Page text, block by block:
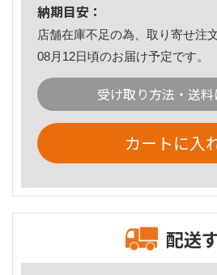
納期目安：
店舗在庫不足の為、取り寄せ注
08月12日頃のお届け予定です。
受け取り方法・送
カートに入
配送